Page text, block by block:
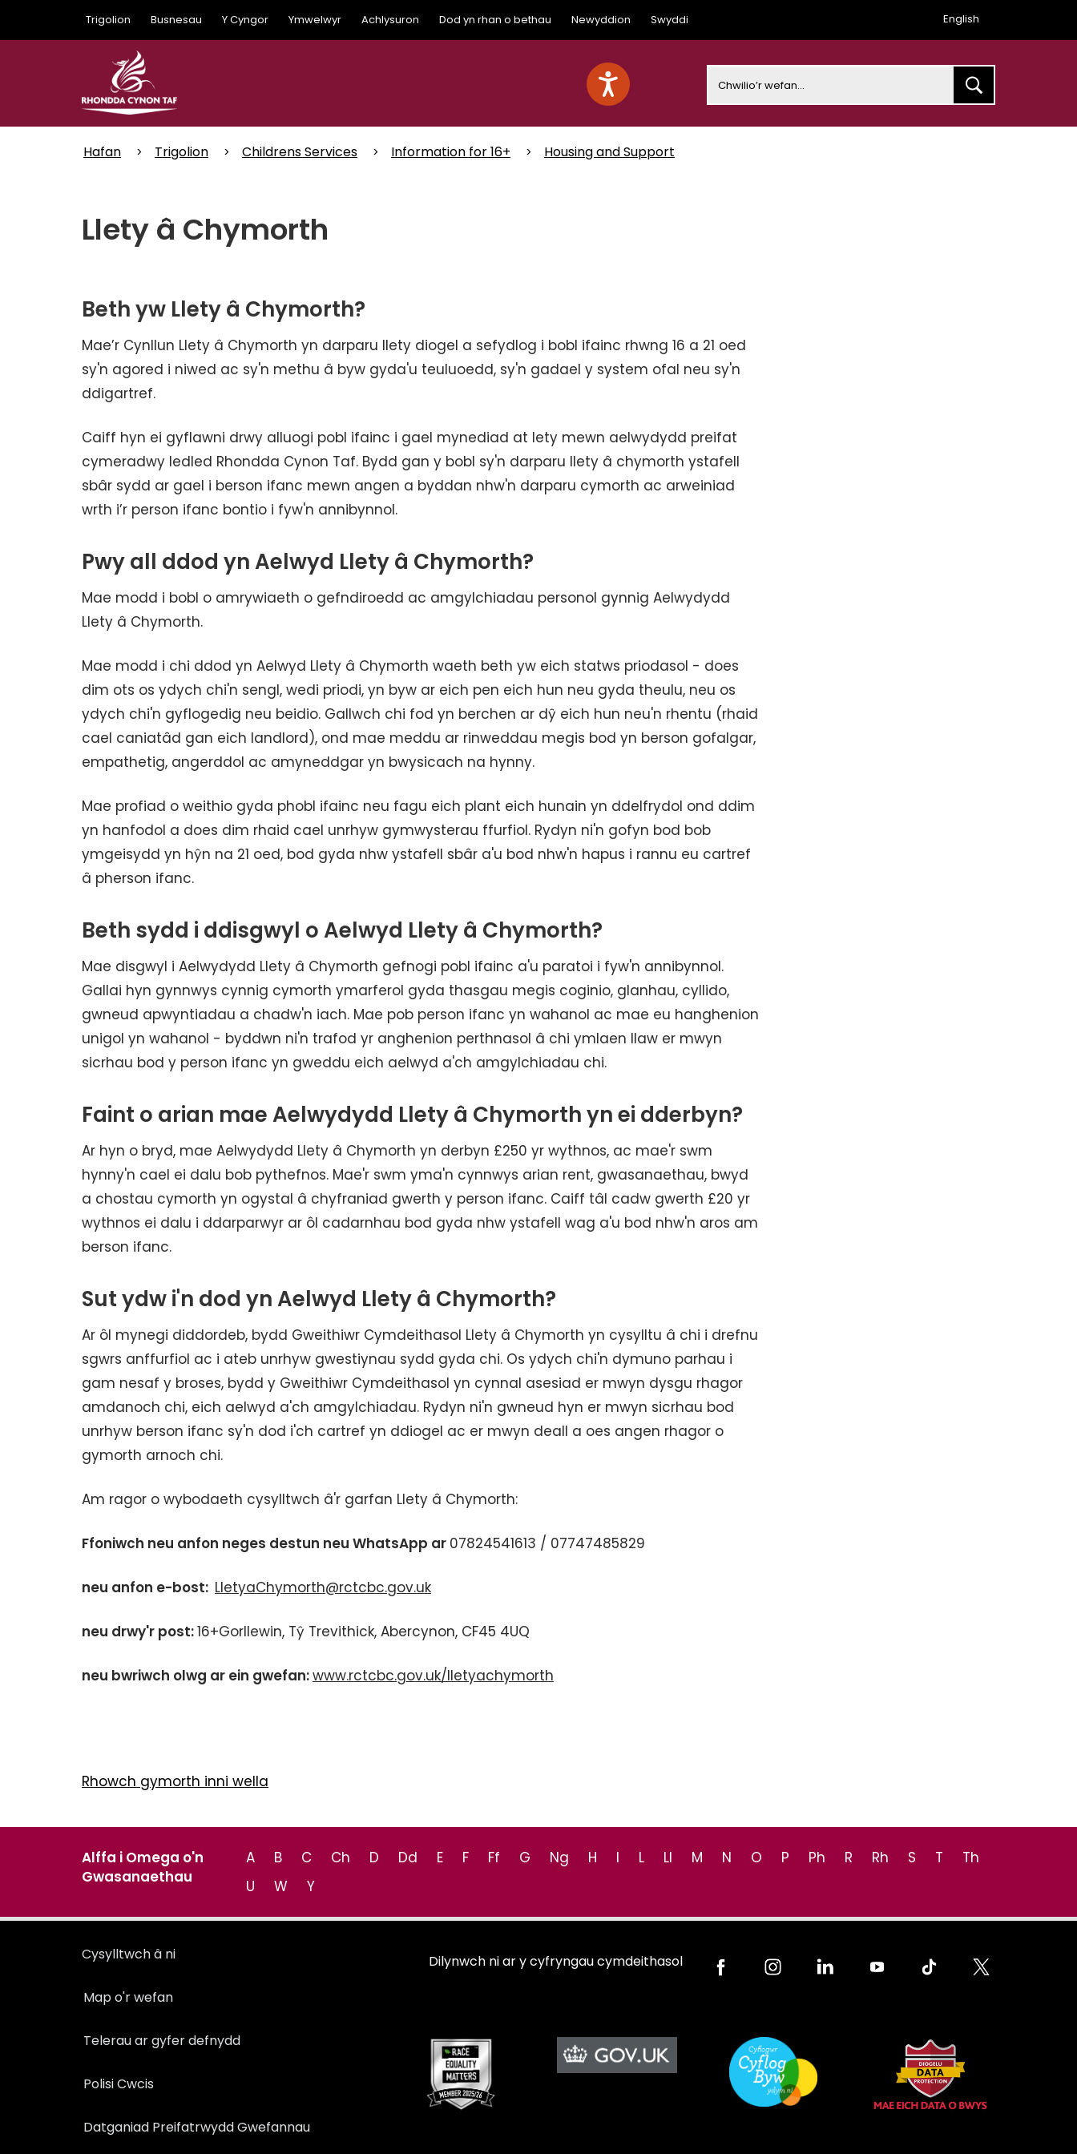
main
Trigolion Busnesau Y Cyngor Ymwelwyr Achlysuron Dod yn rhan o bethau Newyddion Swyddi English
Hafan Trigolion Childrens Services Information for 16+ Housing and Support
Llety â Chymorth
Beth yw Llety â Chymorth?
Mae’r Cynllun Llety â Chymorth yn darparu llety diogel a sefydlog i bobl ifainc rhwng 16 a 21 oed
sy'n agored i niwed ac sy'n methu â byw gyda'u teuluoedd, sy'n gadael y system ofal neu sy'n
ddigartref.
Caiff hyn ei gyflawni drwy alluogi pobl ifainc i gael mynediad at lety mewn aelwydydd preifat
cymeradwy ledled Rhondda Cynon Taf. Bydd gan y bobl sy'n darparu llety â chymorth ystafell
sbâr sydd ar gael i berson ifanc mewn angen a byddan nhw'n darparu cymorth ac arweiniad
wrth i’r person ifanc bontio i fyw'n annibynnol.
Pwy all ddod yn Aelwyd Llety â Chymorth?
Mae modd i bobl o amrywiaeth o gefndiroedd ac amgylchiadau personol gynnig Aelwydydd
Llety â Chymorth.
Mae modd i chi ddod yn Aelwyd Llety â Chymorth waeth beth yw eich statws priodasol - does
dim ots os ydych chi'n sengl, wedi priodi, yn byw ar eich pen eich hun neu gyda theulu, neu os
ydych chi'n gyflogedig neu beidio. Gallwch chi fod yn berchen ar dŷ eich hun neu'n rhentu (rhaid
cael caniatâd gan eich landlord), ond mae meddu ar rinweddau megis bod yn berson gofalgar,
empathetig, angerddol ac amyneddgar yn bwysicach na hynny.
Mae profiad o weithio gyda phobl ifainc neu fagu eich plant eich hunain yn ddelfrydol ond ddim
yn hanfodol a does dim rhaid cael unrhyw gymwysterau ffurfiol. Rydyn ni'n gofyn bod bob
ymgeisydd yn hŷn na 21 oed, bod gyda nhw ystafell sbâr a'u bod nhw'n hapus i rannu eu cartref
â pherson ifanc.
Beth sydd i ddisgwyl o Aelwyd Llety â Chymorth?
Mae disgwyl i Aelwydydd Llety â Chymorth gefnogi pobl ifainc a'u paratoi i fyw'n annibynnol.
Gallai hyn gynnwys cynnig cymorth ymarferol gyda thasgau megis coginio, glanhau, cyllido,
gwneud apwyntiadau a chadw'n iach. Mae pob person ifanc yn wahanol ac mae eu hanghenion
unigol yn wahanol - byddwn ni'n trafod yr anghenion perthnasol â chi ymlaen llaw er mwyn
sicrhau bod y person ifanc yn gweddu eich aelwyd a'ch amgylchiadau chi.
Faint o arian mae Aelwydydd Llety â Chymorth yn ei dderbyn?
Ar hyn o bryd, mae Aelwydydd Llety â Chymorth yn derbyn £250 yr wythnos, ac mae'r swm
hynny'n cael ei dalu bob pythefnos. Mae'r swm yma'n cynnwys arian rent, gwasanaethau, bwyd
a chostau cymorth yn ogystal â chyfraniad gwerth y person ifanc. Caiff tâl cadw gwerth £20 yr
wythnos ei dalu i ddarparwyr ar ôl cadarnhau bod gyda nhw ystafell wag a'u bod nhw'n aros am
berson ifanc.
Sut ydw i'n dod yn Aelwyd Llety â Chymorth?
Ar ôl mynegi diddordeb, bydd Gweithiwr Cymdeithasol Llety â Chymorth yn cysylltu â chi i drefnu
sgwrs anffurfiol ac i ateb unrhyw gwestiynau sydd gyda chi. Os ydych chi'n dymuno parhau i
gam nesaf y broses, bydd y Gweithiwr Cymdeithasol yn cynnal asesiad er mwyn dysgu rhagor
amdanoch chi, eich aelwyd a'ch amgylchiadau. Rydyn ni'n gwneud hyn er mwyn sicrhau bod
unrhyw berson ifanc sy'n dod i'ch cartref yn ddiogel ac er mwyn deall a oes angen rhagor o
gymorth arnoch chi.
Am ragor o wybodaeth cysylltwch â'r garfan Llety â Chymorth:
Ffoniwch neu anfon neges destun neu WhatsApp ar 07824541613 / 07747485829
neu anfon e-bost: LletyaChymorth@rctcbc.gov.uk
neu drwy'r post:16+Gorllewin, Tŷ Trevithick, Abercynon, CF45 4UQ
neu bwriwch olwg ar ein gwefan:www.rctcbc.gov.uk/lletyachymorth
Rhowch gymorth inni wella
Alffa i Omega o'n
Gwasanaethau
A B C Ch D Dd E F Ff G Ng H I L Ll M N O P Ph R Rh S T
Th
U
W Y
Cysylltwch â ni
Map o'r wefan
Telerau ar gyfer defnydd
Polisi Cwcis
Datganiad Preifatrwydd Gwefannau
Dilynwch ni ar y cyfryngau cymdeithasol